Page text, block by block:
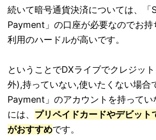
続いて暗号通貨決済については、「
Payment」の口座が必要なのでお持
利用のハードルが高いです。
ということでDXライブでクレジッ
外),持っていない,使いたくない場合
Payment」のアカウントを持ってい
には、 プリペイドカードやデビット
がおすすめです。